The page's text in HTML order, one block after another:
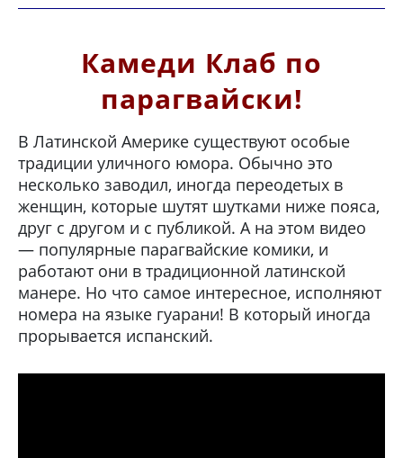
Камеди Клаб по
парагвайски!
В Латинской Америке существуют особые
традиции уличного юмора. Обычно это
несколько заводил, иногда переодетых в
женщин, которые шутят шутками ниже пояса,
друг с другом и с публикой. А на этом видео
— популярные парагвайские комики, и
работают они в традиционной латинской
манере. Но что самое интересное, исполняют
номера на языке гуарани! В который иногда
прорывается испанский.